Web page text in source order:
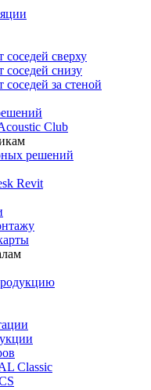
сверху
снизу
за стеной
Club
решений
Revit
Сlassic